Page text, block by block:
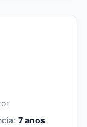
7anos